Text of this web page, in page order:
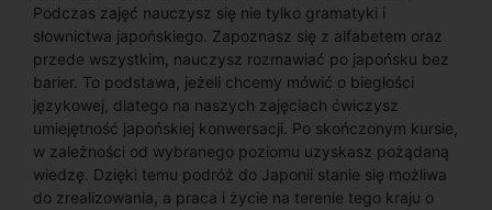
Podczas zajęć nauczysz się nie tylko gramatyki i
słownictwa japońskiego. Zapoznasz się z alfabetem oraz
przede wszystkim, nauczysz rozmawiać po japońsku bez
barier. To podstawa, jeżeli chcemy mówić o biegłości
językowej, dlatego na naszych zajęciach ćwiczysz
umiejętność japońskiej konwersacji. Po skończonym kursie,
w zależności od wybranego poziomu uzyskasz pożądaną
wiedzę. Dzięki temu podróż do Japonii stanie się możliwa
do zrealizowania, a praca i życie na terenie tego kraju o